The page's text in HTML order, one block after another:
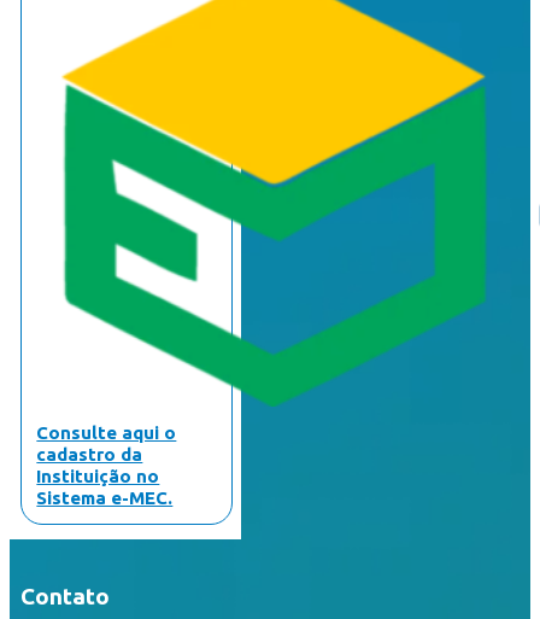
Consulte aqui o
cadastro da
Instituição no
Sistema e-MEC.
Contato